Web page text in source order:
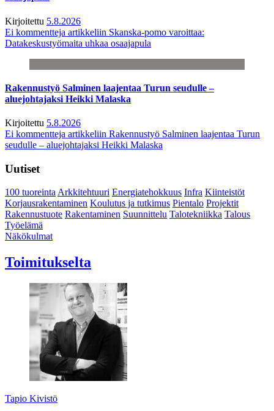
Kirjoitettu 5.8.2026
Ei kommentteja artikkeliin Skanska-pomo varoittaa:
Datakeskustyömaita uhkaa osaajapula
Rakennustyö Salminen laajentaa Turun seudulle –
aluejohtajaksi Heikki Malaska
Kirjoitettu 5.8.2026
Ei kommentteja artikkeliin Rakennustyö Salminen laajentaa Turun
seudulle – aluejohtajaksi Heikki Malaska
Uutiset
100 tuoreintaArkkitehtuuri Energiatehokkuus Infra Kiinteistöt
Korjausrakentaminen Koulutus ja tutkimus Pientalo Projektit
Rakennustuote Rakentaminen Suunnittelu Talotekniikka Talous
Työelämä
Näkökulmat
Toimitukselta
Tapio Kivistö